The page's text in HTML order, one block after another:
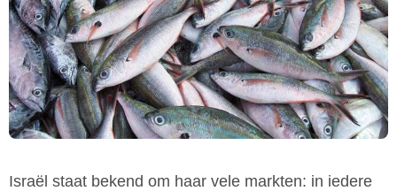
Israël staat bekend om haar vele markten: in iedere